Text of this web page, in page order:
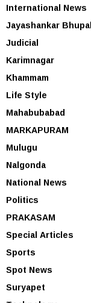
International News
Jayashankar
Judicial
Karimnagar
Khammam
Life Style
Mahabubabad
MARKAPURAM
Mulugu
Nalgonda
National News
Politics
PRAKASAM
Special Articles
Sports
Spot News
Suryapet